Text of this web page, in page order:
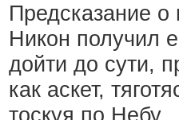
Предсказание
Никон получил
дойти до сути,
как аскет,
тоскуя по Небу.